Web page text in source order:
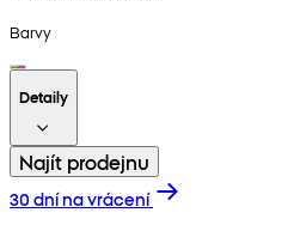
Barvy
Detaily
Najít prodejnu
30 dní na vrácení